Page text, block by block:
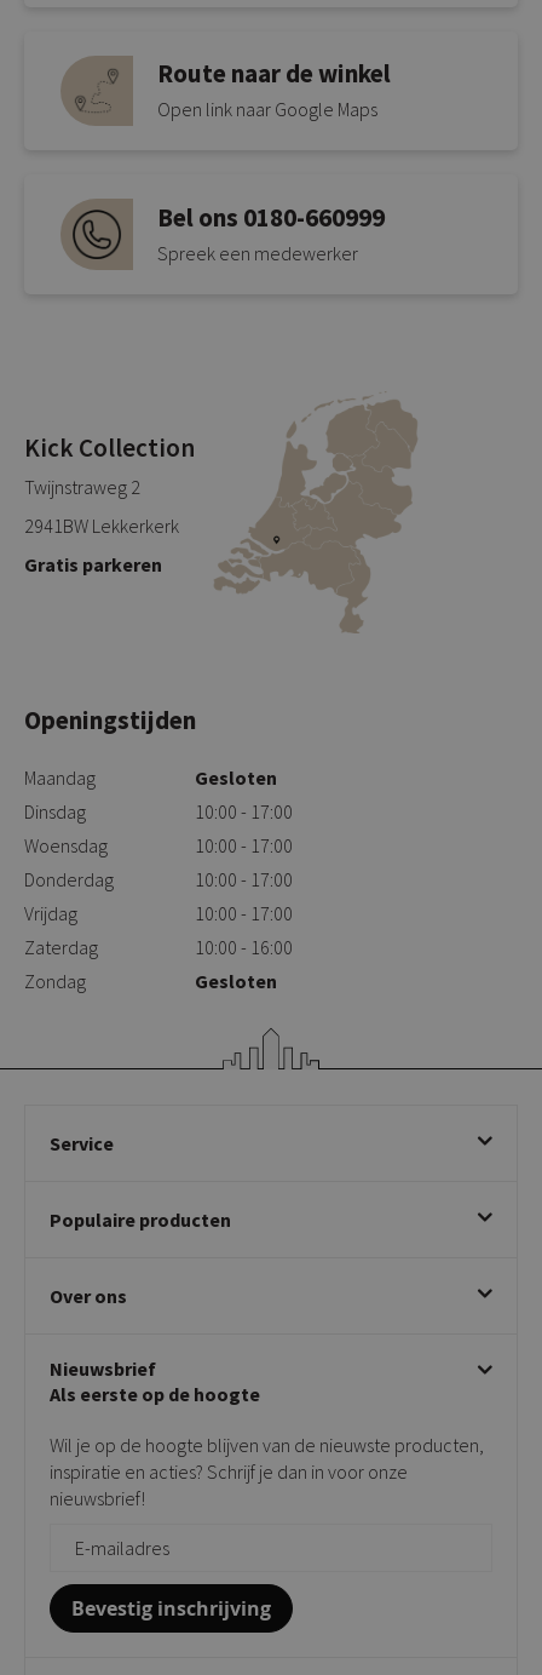
Route naar de winkel
Open link naar Google Maps
Bel ons 0180-660999
Spreek een medewerker
Kick Collection
Twijnstraweg 2
2941BW Lekkerkerk
Gratis parkeren
Openingstijden
Maandag
Gesloten
Dinsdag
10:00 - 17:00
Woensdag
10:00 - 17:00
Donderdag
10:00 - 17:00
Vrijdag
10:00 - 17:00
Zaterdag
10:00 - 16:00
Zondag
Gesloten
Service
Betalen & annuleren
Klachtafhandeling
Privacy policy
Populaire producten
Draaibare eetkamerstoelen
Taupe stoelen
Tuinstoelen
Bijzettafels
Over ons
Showroom
Contact
Onderhoudsproducten
Vloerbescherming
Giftcards
Nieuwsbrief
Als eerste op de hoogte
Wil je op de hoogte blijven van de nieuwste producten,
inspiratie en acties? Schrijf je dan in voor onze
nieuwsbrief!
Bevestig inschrijving